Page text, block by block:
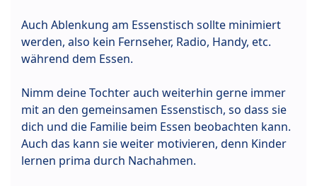
Auch Ablenkung am Essenstisch sollte minimiert
werden, also kein Fernseher, Radio, Handy, etc.
während dem Essen.
Nimm deine Tochter auch weiterhin gerne immer
mit an den gemeinsamen Essenstisch, so dass sie
dich und die Familie beim Essen beobachten kann.
Auch das kann sie weiter motivieren, denn Kinder
lernen prima durch Nachahmen.